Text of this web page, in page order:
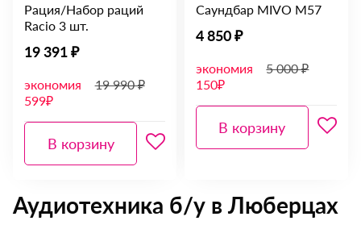
Рация/Набор раций
Racio 3 шт.
19 391 ₽
экономия
599₽
19 990 ₽
В корзину
Саундбар MIVO M57
4 850 ₽
экономия
150₽
5 000 ₽
В корзину
Аудиотехника б/у в Люберцах